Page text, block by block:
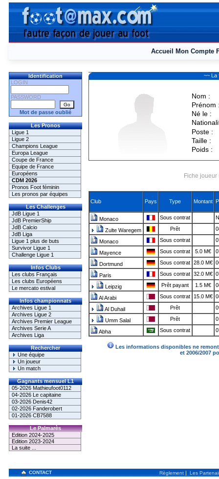
Accueil Mon Compte
Identification
LOGIN
PASSWORD
Mot de passe oublié
Les Pronos
Ligue 1
Ligue 2
Champions League
Europa League
Coupe de France
Equipe de France
Européens
CDM 2026
Pronos Foot féminin
Les pronos par équipes
Les Challenges
JdB Ligue 1
JdB PremierShip
JdB Calcio
JdB Liga
Ligue 1 plus de buts
Survivor Ligue 1
Challenge Ligue 1
Infos Clubs
Les clubs Français
Les clubs Européens
Le mercato estival
Infos championnats
Archives Ligue 1
Archives Ligue 2
Archives Premier League
Archives Serie A
Archives Liga
Rechercher
Une équipe
Un joueur
Un match
Gagnants mensuel L1
05-2026 Mathieufoot0112
04-2026 Le capitaine
03-2026 Denis42
02-2026 Fanderobert
01-2026 CB7588
Le Palmarès
Edition 2024-2025
Edition 2023-2024
La suite ...
~~ La
Nom :
Prénom
Né le :
Poste :
Taille :
Poids :
Fiche
Club Pays Type Montant
Monaco Sous contrat
Zulte Waregem Prêt
Monaco Sous contrat
Mayence Sous contrat 5.0 M€
Dortmund Sous contrat 28.0 M€
Paris Sous contrat 32.0 M€
Leipzig Prêt payant 1.5 M€
Al Arabi Sous contrat 15.0 M€
Al Duhail Prêt
Umm Salal Prêt
Abha Sous contrat
Les informations disponibles ne
et 2006/2007
CONTACT Règlement | Les